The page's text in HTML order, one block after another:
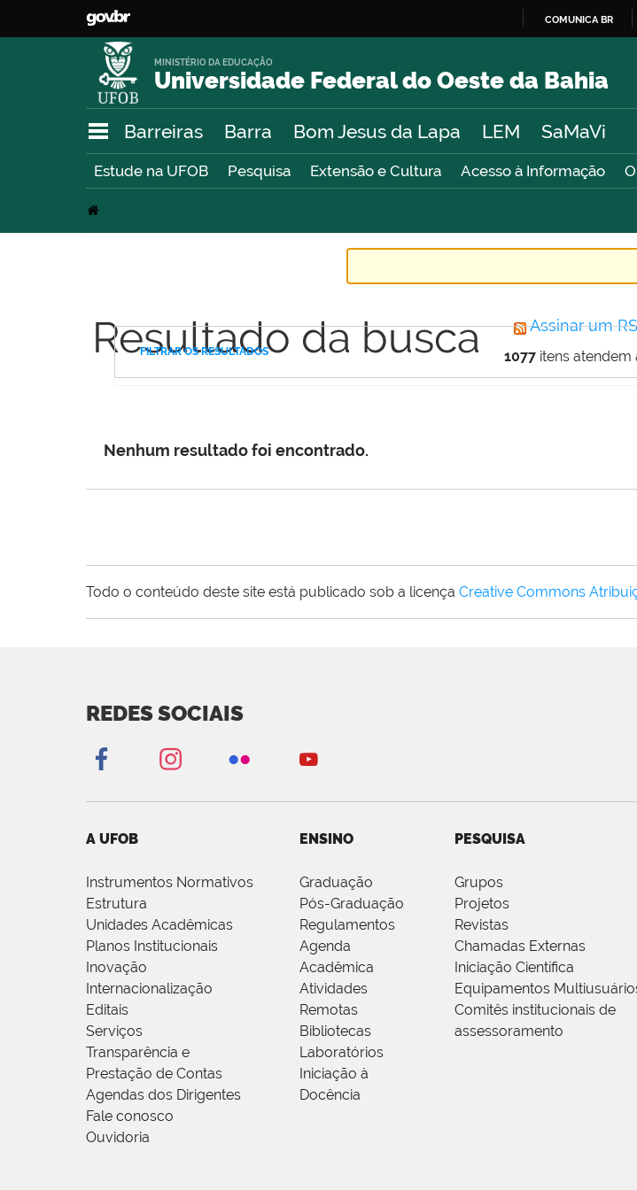
O
COMUNICA BR
Universidade Federal do Oeste da Bahia
MINISTÉRIO DA EDUCAÇÃO
Barreiras Barra Bom Jesus da Lapa LEM SaMaVi
Estude na UFOB Pesquisa Extensão e Cultura Acesso à Informação
Resultado da busca Assinar um
1077 itens atendem
FILTRAR OS RESULTADOS
Nenhum resultado foi encontrado.
Todo o conteúdo deste site está publicado sob a licença Creative Commons
REDES SOCIAIS
A UFOB
Instrumentos Normativos
Estrutura
Unidades Acadêmicas
Planos Institucionais
Inovação
Internacionalização
Editais
Serviços
Transparência e
Prestação de Contas
Agendas dos Dirigentes
Fale conosco
Ouvidoria
ENSINO
Graduação
Pós-Graduação
Regulamentos
Agenda
Acadêmica
Atividades
Remotas
Bibliotecas
Laboratórios
Iniciação à
Docência
PESQUISA
Grupos
Projetos
Revistas
Chamadas Externas
Iniciação Científica
Equipamentos
Comitês institucionais de
assessoramento